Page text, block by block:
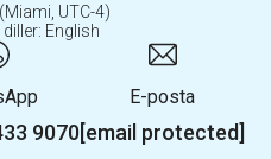
UTC-4)
English
9070
E-posta
[email protected]